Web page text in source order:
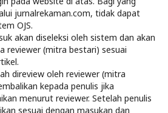
jurnalrekaman.com, tidak dapat
OJS.
akan diseleksi oleh sistem dan akan
reviewer (mitra bestari) sesuai
direview oleh reviewer (mitra
kepada penulis jika
menurut reviewer. Setelah penulis
sesuai dengan masukan dan